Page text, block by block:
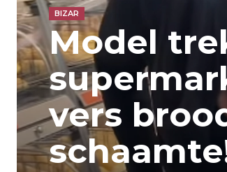
BIZAR
Model
vers